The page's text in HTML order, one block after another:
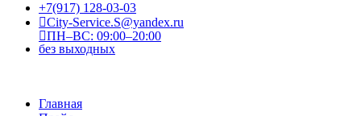
+7(917) 128-03-03
City-Service.S@yandex.ru
ПН–ВС: 09:00–20:00
без выходных
Главная